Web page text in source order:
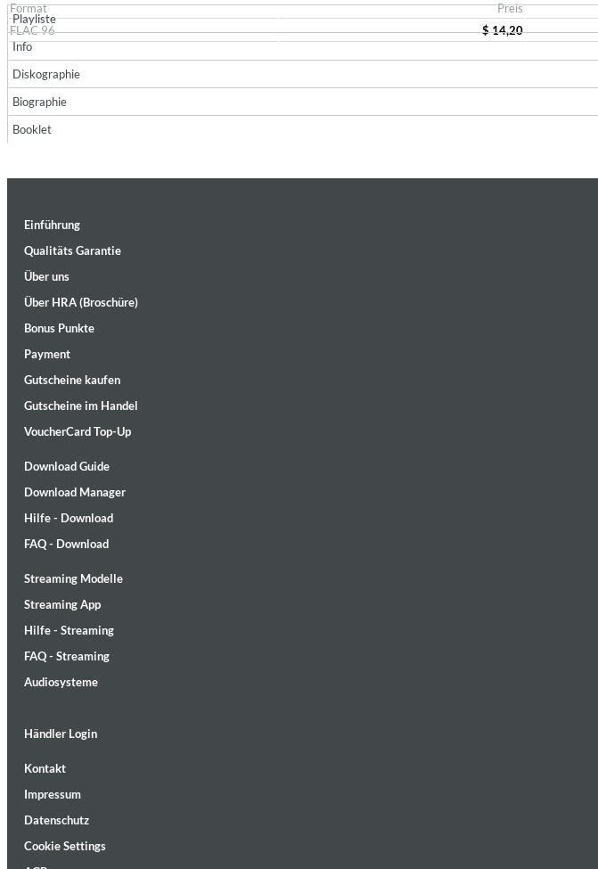
II Reworked
Kiasmos
Lunaris
Genre:Classical
Format Preis
FLAC 96
$ 14,20
Playliste
Info
Diskographie
Biographie
Booklet
Einführung
Qualitäts Garantie
Über uns
Über HRA (Broschüre)
Bonus Punkte
Payment
Gutscheine kaufen
Gutscheine im Handel
VoucherCard Top-Up
Download Guide
Download Manager
Hilfe - Download
FAQ - Download
Streaming Modelle
Streaming App
Hilfe - Streaming
FAQ - Streaming
Audiosysteme
Händler Login
Kontakt
Impressum
Datenschutz
Cookie Settings